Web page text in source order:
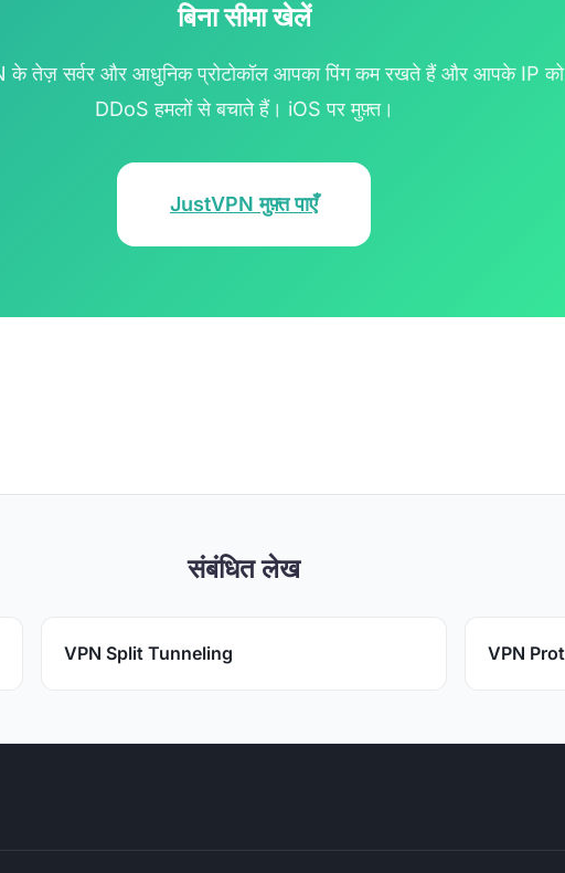
बिना सीमा खेलें
के तेज़ सर्वर और आधुनिक प्रोटोकॉल आपका पिंग कम रखते हैं और आपके IP को
DDoS हमलों से बचाते हैं। iOS पर मुफ़्त।
JustVPN मुफ़्त पाएँ
संबंधित लेख
VPN Split Tunneling VPN